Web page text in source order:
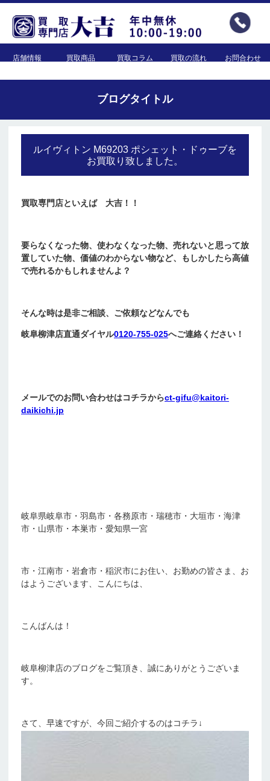
店舗情報 買取商品 買取コラム 買取の流れ お問合わせ
ブログタイトル
ルイヴィトン M69203 ポシェット・ドゥーブを
お買取り致しました。
買取専門店といえば 大吉！！
要らなくなった物、使わなくなった物、売れないと思って放
置していた物、価値のわからない物など、もしかしたら高値
で売れるかもしれませんよ？
そんな時は是非ご相談、ご依頼などなんでも
岐阜柳津店直通ダイヤル0120-755-025へご連絡ください！
メールでのお問い合わせはコチラからct-gifu@kaitori-
daikichi.jp
岐阜県岐阜市・羽島市・各務原市・瑞穂市・大垣市・海津
市・山県市・本巣市・愛知県一宮
市・江南市・岩倉市・稲沢市にお住い、お勤めの皆さま、お
はようございます、こんにちは、
こんばんは！
岐阜柳津店のブログをご覧頂き、誠にありがとうございま
す。
さて、早速ですが、今回ご紹介するのはコチラ↓